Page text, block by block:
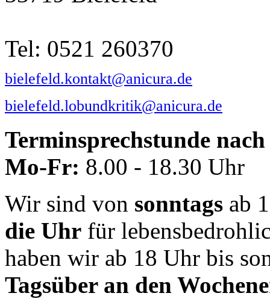
Tel: 0521 260370
bielefeld.kontakt@anicura.de
bielefeld.lobundkritik@anicura.de
Terminsprechstunde
Mo-Fr: 8.00 - 18.30 Uhr
Wir sind von sonntags ab
die Uhr für
haben wir ab 18 Uhr bis
Tagsüber an den